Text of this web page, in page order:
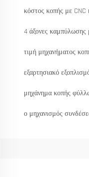
κόστος κοπής με CNC
4 άξονες καμπύλωσης
τιμή μηχανήματος
εξαρτησιακό
μηχάνημα κοπής
ο μηχανισμός